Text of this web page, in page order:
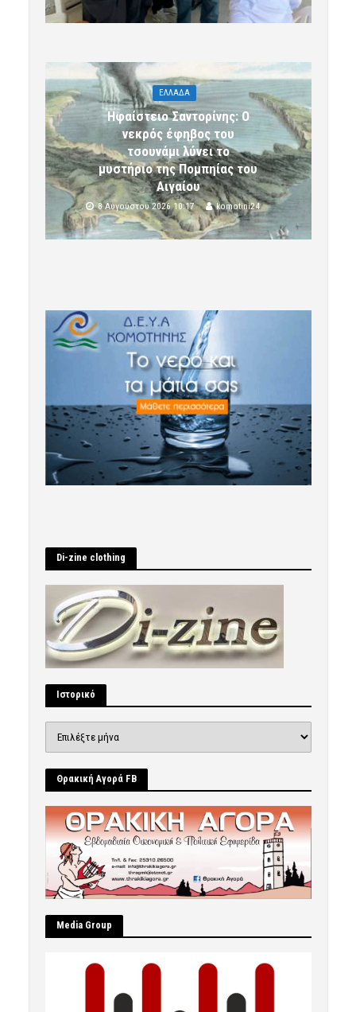
ΕΛΛΑΔΑ
Ηφαίστειο Σαντορίνης: Ο
νεκρός έφηβος του
τσουνάμι λύνει το
μυστήριο της Πομπηίας του
Αιγαίου
8 Αυγούστου 2026 10:17 komotini24
Di-zine clothing
Ιστορικό
Θρακική Αγορά FB
Μedia Group